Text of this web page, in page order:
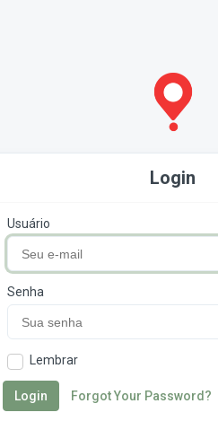
Login
Usuário
Senha
Lembrar
Login Forgot Your Password?